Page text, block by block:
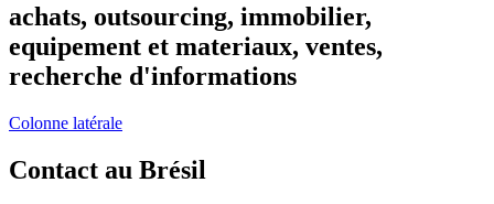
achats, outsourcing, immobilier,
equipement et materiaux, ventes,
recherche d'informations
Colonne latérale
Contact au Brésil